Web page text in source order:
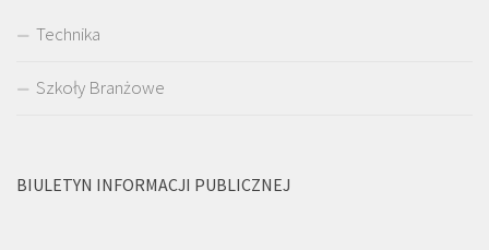
Technika
Szkoły Branżowe
BIULETYN INFORMACJI PUBLICZNEJ